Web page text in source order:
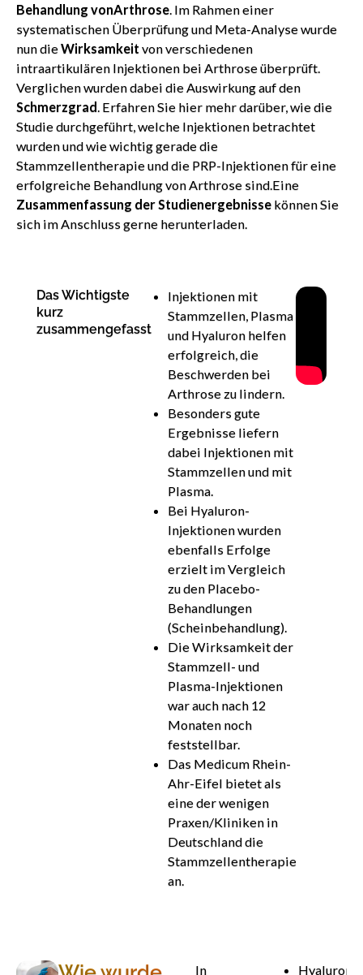
Behandlung vonArthrose. Im Rahmen einer
systematischen Überprüfung und Meta-Analyse wurde
nun dieWirksamkeit von verschiedenen
intraartikulären Injektionen bei Arthrose überprüft.
Verglichen wurden dabei die Auswirkung auf den
Schmerzgrad. Erfahren Sie hier mehr darüber, wie die
Studie durchgeführt, welche Injektionen betrachtet
wurden und wie wichtig gerade die
Stammzellentherapie und die PRP-Injektionen für eine
erfolgreiche Behandlung von Arthrose sind.Eine
Zusammenfassung der Studienergebnissekönnen Sie
sich im Anschluss gerne herunterladen.
Das Wichtigste
kurz
zusammengefasst
Injektionen mit
Stammzellen, Plasma
und Hyaluron helfen
erfolgreich, die
Beschwerden bei
Arthrose zu lindern.
Besonders gute
Ergebnisse liefern
dabei Injektionen mit
Stammzellen und mit
Plasma.
Bei Hyaluron-
Injektionen wurden
ebenfalls Erfolge
erzielt im Vergleich
zu den Placebo-
Behandlungen
(Scheinbehandlung).
Die Wirksamkeit der
Stammzell- und
Plasma-Injektionen
war auch nach 12
Monaten noch
feststellbar.
Das Medicum Rhein-
Ahr-Eifel bietet als
eine der wenigen
Praxen/Kliniken in
Deutschland die
Stammzellentherapie
an.
In